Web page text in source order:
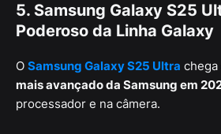
5. Samsung Galaxy S25
Poderoso da Linha Galaxy
O Samsung Galaxy S25 Ultra chega
mais avançado da Samsung em
processador e na câmera.